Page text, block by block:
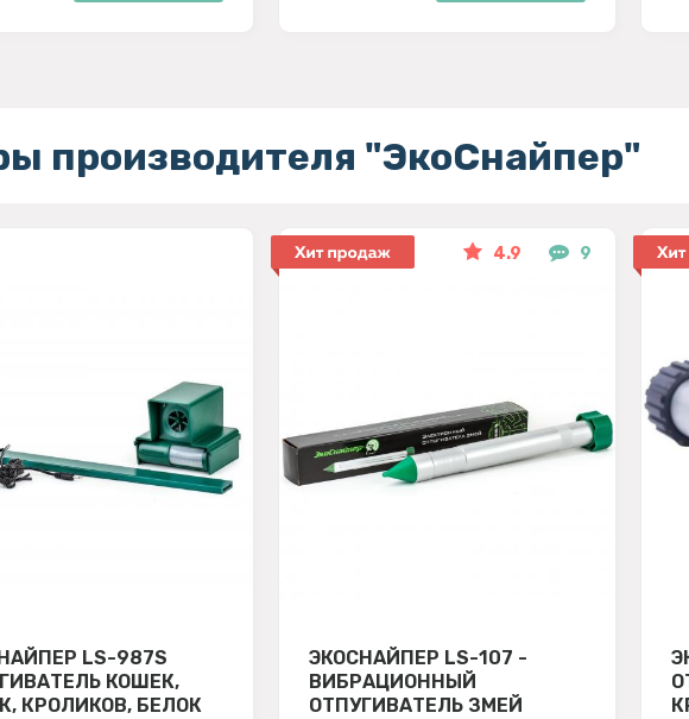
производителя "ЭкоСнайпер"
LS-987S
КОШЕК,
КРОЛИКОВ, БЕЛОК
4.9 9
ЭКОСНАЙПЕР LS-107 -
ВИБРАЦИОННЫЙ
ОТПУГИВАТЕЛЬ ЗМЕЙ